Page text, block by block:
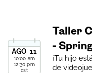
AGO 11
10:00 am
12:30 pm
cst
Taller
-
¡Tu hijo
de